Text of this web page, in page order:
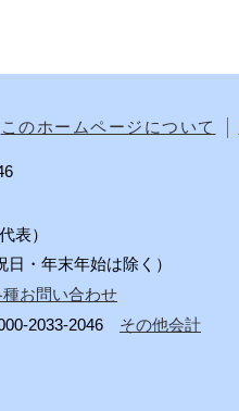
このホームページについて
表）
・年末年始は除く）
種お問い合わせ
2033-2046 その他会計